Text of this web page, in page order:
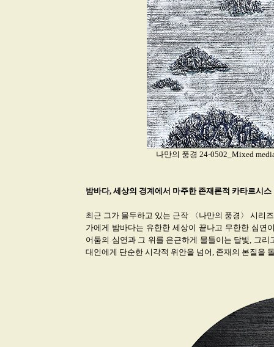
나만의 풍경 24-0502_Mixed
밤바다, 세상의 경계에서 마주한 존재론적 카타르시스
최근 그가 몰두하고 있는 근작 〈나만의 풍경〉 시리
가에게 밤바다는 유한한 세상이 끝나고 무한한 심연
어둠의 심연과 그 위를 은근하게 물들이는 달빛, 그
대인에게 단순한 시각적 위안을 넘어, 존재의 본질을